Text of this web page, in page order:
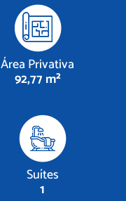
Área Privativa
92,77 m²
Suítes
1